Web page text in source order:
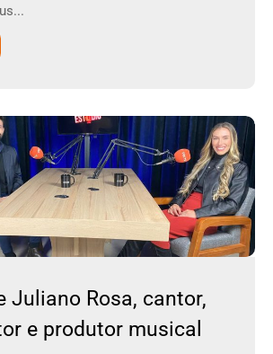
Juliano Rosa, cantor,
e produtor musical